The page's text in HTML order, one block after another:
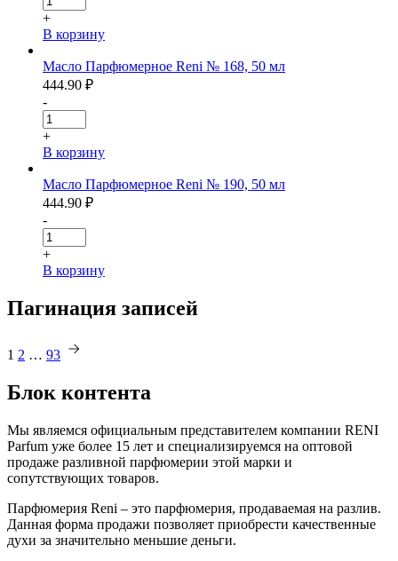
+
В корзину
Масло Парфюмерное Reni № 168, 50 мл
444.90 ₽
-
+
В корзину
Масло Парфюмерное Reni № 190, 50 мл
444.90 ₽
-
+
В корзину
Пагинация записей
1 2 … 93
Блок контента
Мы являемся официальным представителем компании RENI
Parfum уже более 15 лет и специализируемся на оптовой
продаже разливной парфюмерии этой марки и
сопутствующих товаров.
Парфюмерия Reni – это парфюмерия, продаваемая на разлив.
Данная форма продажи позволяет приобрести качественные
духи за значительно меньшие деньги.